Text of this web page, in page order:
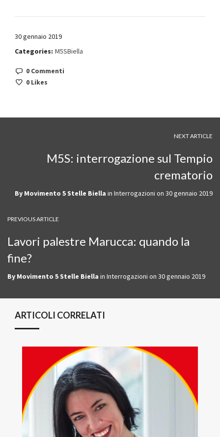
30 gennaio 2019
Categories: M5SBiella
0 Commenti
0 Likes
NEXT ARTICLE
M5S: interrogazione sul Tempio
crematorio
By Movimento 5 Stelle Biella in Interrogazioni on 30 gennaio 2019
PREVIOUS ARTICLE
Lavori palestre Marucca: quando la
fine?
By Movimento 5 Stelle Biella in Interrogazioni on 30 gennaio 2019
ARTICOLI CORRELATI